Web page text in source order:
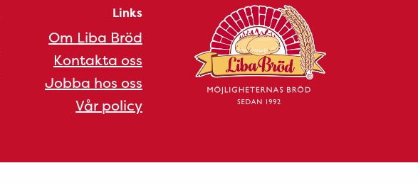
Links
Om Liba Bröd
Kontakta oss
Jobba hos oss
Vår policy